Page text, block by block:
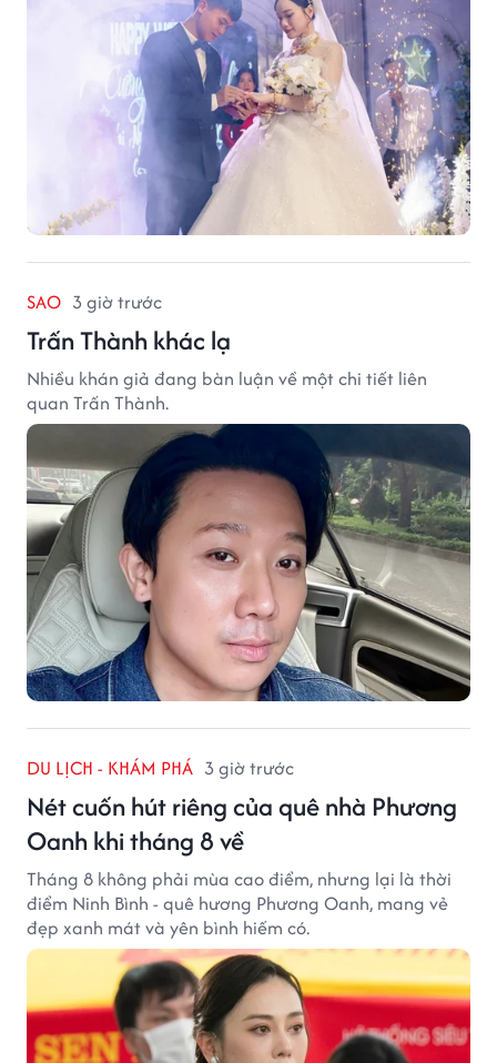
SAO 3 giờ trước
Trấn Thành khác lạ
Nhiều khán giả đang bàn luận về một chi tiết liên
quan Trấn Thành.
DU LỊCH - KHÁM PHÁ 3 giờ trước
Nét cuốn hút riêng của quê nhà Phương
Oanh khi tháng 8 về
Tháng 8 không phải mùa cao điểm, nhưng lại là thời
điểm Ninh Bình - quê hương Phương Oanh, mang vẻ
đẹp xanh mát và yên bình hiếm có.